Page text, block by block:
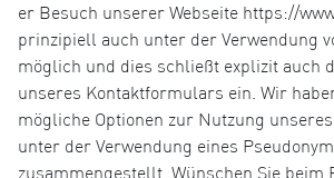
er Besuch unserer Webseite https://
prinzipiell auch unter der Verwendung
möglich und dies schließt explizit auch
unseres Kontaktformulars ein. Wir
mögliche Optionen zur Nutzung
unter der Verwendung eines
zusammengestellt. Wünschen Sie beim